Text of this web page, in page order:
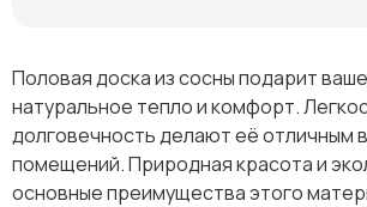
Половая доска из сосны подарит
натуральное тепло и комфорт.
долговечность делают её отличным
помещений. Природная красота и
основные преимущества этого